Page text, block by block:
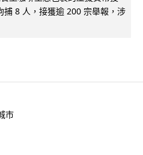
8 人，接獲逾 200 宗舉報，涉
市